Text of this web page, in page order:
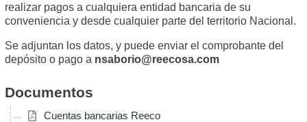
realizar pagos a cualquiera entidad bancaria de su
conveniencia y desde cualquier parte del territorio Nacional.
Se adjuntan los datos, y puede enviar el comprobante del
depósito o pago a nsaborio@reecosa.com
Documentos
Cuentas bancarias Reeco